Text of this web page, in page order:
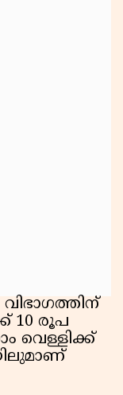
10 രൂപ
വെള്ളിക്ക്